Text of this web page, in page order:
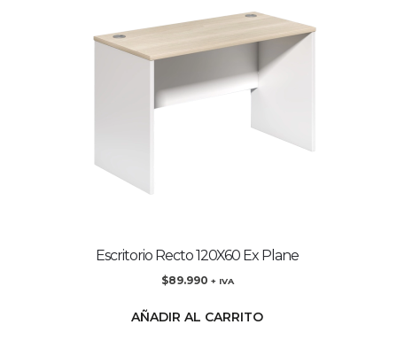
Escritorio Recto 120X60 Ex Plane
$89.990 + IVA
AÑADIR AL CARRITO